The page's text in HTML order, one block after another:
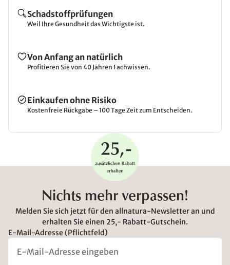
Schadstoffprüfungen
Weil Ihre Gesundheit das Wichtigste ist.
Von Anfang an natürlich
Profitieren Sie von 40 Jahren Fachwissen.
Einkaufen ohne Risiko
Kostenfreie Rückgabe – 100 Tage Zeit zum Entscheiden.
Nichts mehr verpassen!
Melden Sie sich jetzt für den allnatura-Newsletter an und
erhalten Sie einen 25,- Rabatt-Gutschein.
E-Mail-Adresse (Pflichtfeld)